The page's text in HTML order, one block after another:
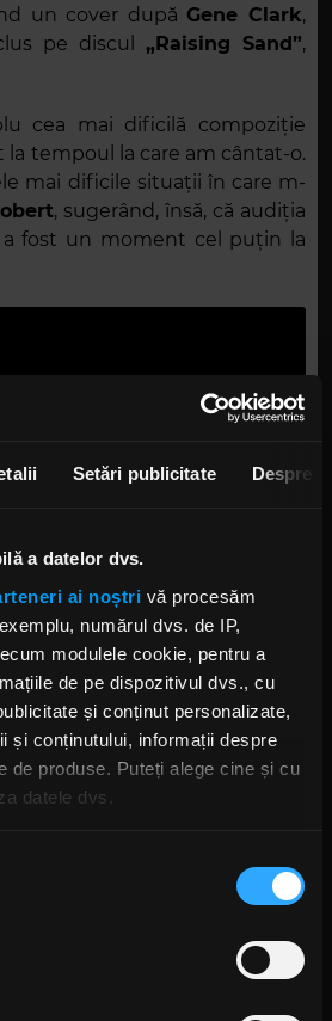
Setări publicitate Despre
a datelor dvs.
ai noștri vă procesăm
numărul dvs. de IP,
modulele cookie, pentru a
de pe dispozitivul dvs., cu
și conținut personalizate,
și conținutului, informații despre
de produse. Puteți alege cine și cu
datele dvs.
cu privire la locația dvs.
dispozitivul scanândul-l în mod
specifice (amprentare)
un cover după Gene Clark,
pe discul
„Raising Sand”,
cea mai dificilă compoziție
la tempoul la care am cântat-o.
mai dificile situații în care m-
, sugerând, însă, că audiția
a fost un moment cel puțin la
ROBERT PLANT PODCAST
LED ZEPPELIN
News
lansează single-ul „Now or